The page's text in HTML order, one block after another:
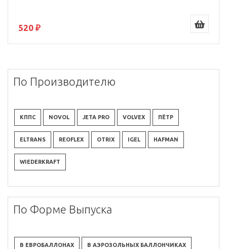
520 ₽
По Производителю
КППС NOVOL JETA PRO VOLVEX ПЁТР
ELTRANS REOFLEX OTRIX IGEL HAFMAN
WIEDERKRAFT
По Форме Выпуска
В ЕВРОБАЛЛОНАХ В АЭРОЗОЛЬНЫХ БАЛЛОНЧИКАХ